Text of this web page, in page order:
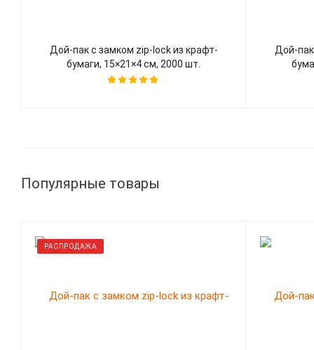
Дой-пак с замком zip-lock из крафт-
бумаги, 15×21×4 cм, 2000 шт.
Дой-
Популярные товары
РАСПРОДАЖА